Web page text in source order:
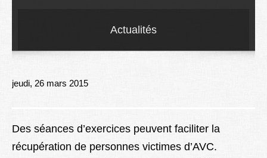
Better Health
Actualités
jeudi, 26 mars 2015
Des séances d’exercices peuvent faciliter la
récupération de personnes victimes d’AVC.